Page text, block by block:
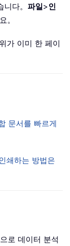
다。 파일>인
。
가 이미 한 페이
문서를 빠르게
쇄하는 방법은
로 데이터 분석